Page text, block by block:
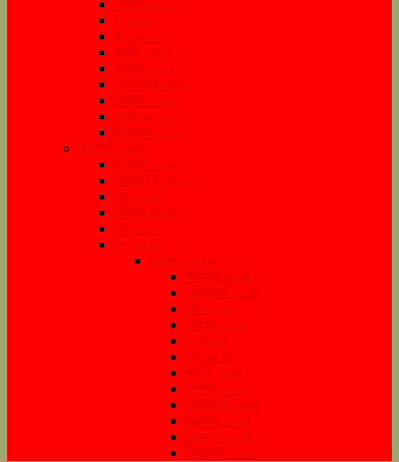
এপ্রিল ২০২২
মে ২০২২
জুন ২০২২
জুলাই ২০২২
আগস্ট ২০২২
সেপ্টেম্বর ২০২২
অক্টোবর ২০২২
নভেম্বর ২০২২
ডিসেম্বর ২০২২
সংরক্ষণ ২০২৩
জানুয়ারি ২০২৩
ফেব্রুয়ারি ২০২৩
মার্চ ২০২৩
এপ্রিল ২০২৩
মে ২০২৩
জুন ২০২৩
সংরক্ষণ ২০২৪
জানুয়ারি ২০২৪
ফেব্রুয়ারি ২০২৪
মার্চ ২০২৪
এপ্রিল ২০২৪
মে ২০২৪
জুন ২০২৪
জুলাই ২০২৪
আগস্ট ২০২৪
সেপ্টেম্বর ২০২৪
অক্টোবর ২০২৪
নভেম্বর ২০২৪
ডিসেম্বর ২০২৪